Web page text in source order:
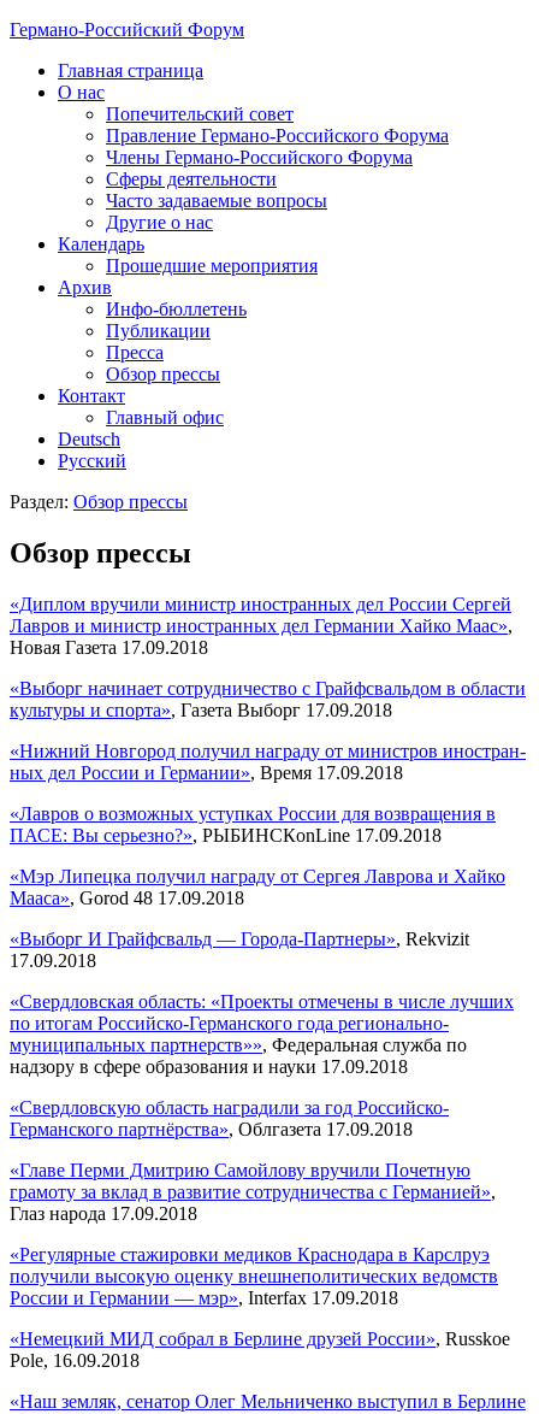
Германо-Российский Форум
Главная страница
О нас
Попечительский совет
Правление Германо-Российского Форума
Члены Германо-Российского Форума
Сферы деятельности
Часто задаваемые вопросы
Другие о нас
Календарь
Прошедшие мероприятия
Архив
Инфо-бюллетень
Публикации
Пресса
Обзор прессы
Контакт
Главный офис
Deutsch
Русский
Раздел: Обзор прессы
Обзор прессы
«Диплом вручили министр иностранных дел России Сергей
Лавров и министр иностранных дел Германии Хайко Маас»,
Новая Газета 17.09.2018
«Выборг начинает сотрудничество с Грайфсвальдом в области
культуры и спорта», Газета Выборг 17.09.2018
«Ниж­ний Нов­го­род по­лу­чил на­гра­ду от ми­ни­стров ино­стран­
ных дел Рос­сии и Гер­ма­нии», Время 17.09.2018
«Лавров о возможных уступках России для возвращения в
ПАСЕ: Вы серьезно?», РЫБИНСКonLine 17.09.2018
«Мэр Липецка получил награду от Сергея Лаврова и Хайко
Мааса», Gorod 48 17.09.2018
«Выборг И Грайфсвальд — Города-Партнеры», Rekvizit
17.09.2018
«Свердловская область: «Проекты отмечены в числе лучших
по итогам Российско-Германского года регионально-
муниципальных партнерств»», Федеральная служба по
надзору в сфере образования и науки 17.09.2018
«Свердловскую область наградили за год Российско-
Германского партнёрства», Облгазета 17.09.2018
«Главе Перми Дмитрию Самойлову вручили Почетную
грамоту за вклад в развитие сотрудничества с Германией»,
Глаз народа 17.09.2018
«Регулярные стажировки медиков Краснодара в Карслруэ
получили высокую оценку внешнеполитических ведомств
России и Германии — мэр», Interfax 17.09.2018
«Немецкий МИД собрал в Берлине друзей России», Russkoe
Pole, 16.09.2018
«Наш земляк, сенатор Олег Мельниченко выступил в Берлине